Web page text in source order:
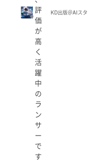
評
価
が
高
く
活
躍
中
の
ラ
ン
サ
ー
で
す
KD出版＠AIス